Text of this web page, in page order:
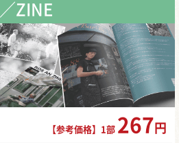
ZINE
【参考価格】1部 267 円